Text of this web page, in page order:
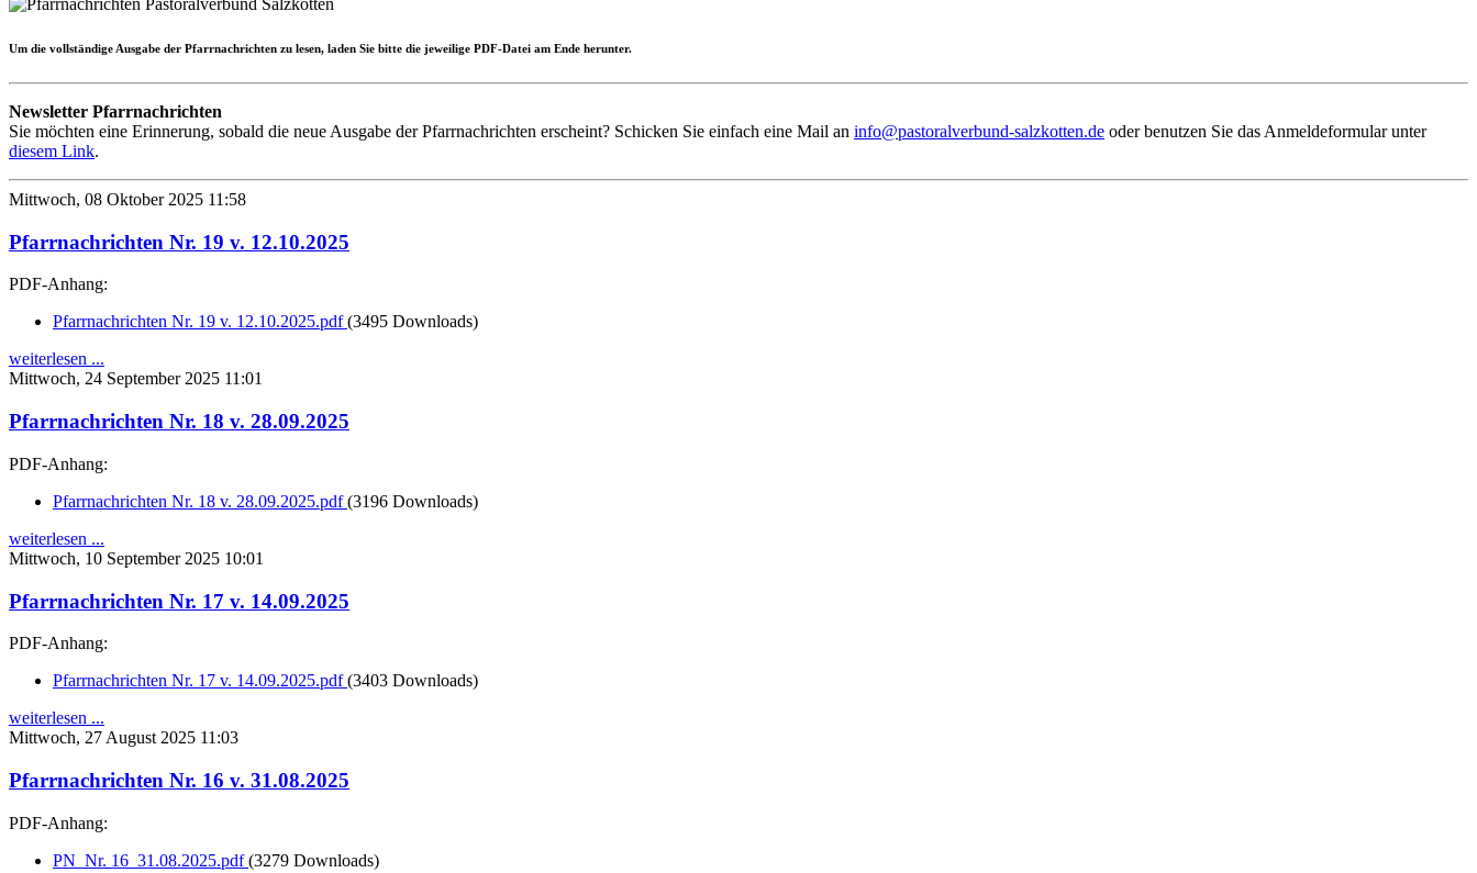
Um die vollständige Ausgabe der Pfarrnachrichten zu lesen, laden Sie bitte die jeweilige PDF-Datei am Ende herunter.
Newsletter Pfarrnachrichten
Sie möchten eine Erinnerung, sobald die neue Ausgabe der Pfarrnachrichten erscheint? Schicken Sie einfach eine Mail an info@pastoralverbund-salzkotten.de oder benutzen Sie das Anmeldeformular unter
diesem Link.
Mittwoch, 08 Oktober 2025 11:58
Pfarrnachrichten Nr. 19 v. 12.10.2025
PDF-Anhang:
Pfarrnachrichten Nr. 19 v. 12.10.2025.pdf(3495 Downloads)
weiterlesen ...
Mittwoch, 24 September 2025 11:01
Pfarrnachrichten Nr. 18 v. 28.09.2025
PDF-Anhang:
Pfarrnachrichten Nr. 18 v. 28.09.2025.pdf(3196 Downloads)
weiterlesen ...
Mittwoch, 10 September 2025 10:01
Pfarrnachrichten Nr. 17 v. 14.09.2025
PDF-Anhang:
Pfarrnachrichten Nr. 17 v. 14.09.2025.pdf(3403 Downloads)
weiterlesen ...
Mittwoch, 27 August 2025 11:03
Pfarrnachrichten Nr. 16 v. 31.08.2025
PDF-Anhang:
PN_Nr. 16_31.08.2025.pdf(3279 Downloads)